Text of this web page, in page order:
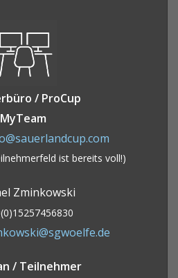
/ ProCup
MyTeam
ist bereits voll!)
Zminkowski
/ Teilnehmer